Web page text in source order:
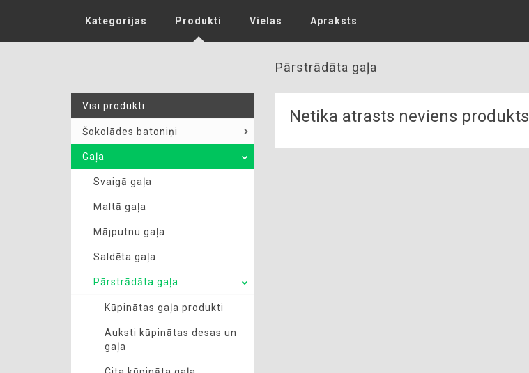
Kategorijas Produkti Vielas Apraksts
Pārstrādāta gaļa
Visi produkti
Šokolādes batoniņi
Gaļa
Svaigā gaļa
Maltā gaļa
Mājputnu gaļa
Saldēta gaļa
Pārstrādāta gaļa
Kūpinātas gaļa produkti
Auksti kūpinātas desas un
gaļa
Netika atrasts neviens produkts